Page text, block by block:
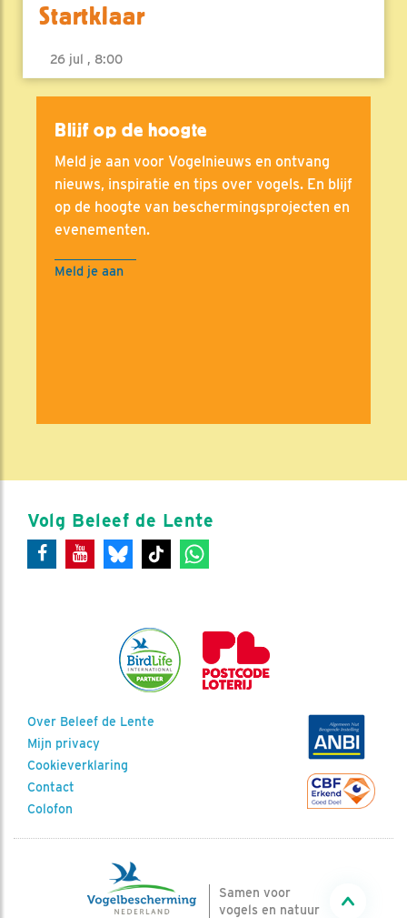
Startklaar
26 jul , 8:00
Blijf op de hoogte
Meld je aan voor Vogelnieuws en ontvang
nieuws, inspiratie en tips over vogels. En blijf
op de hoogte van beschermingsprojecten en
evenementen.
Meld je aan
Volg Beleef de Lente
Over Beleef de Lente
Mijn privacy
Cookieverklaring
Contact
Colofon
Samen voor
vogels en natuur